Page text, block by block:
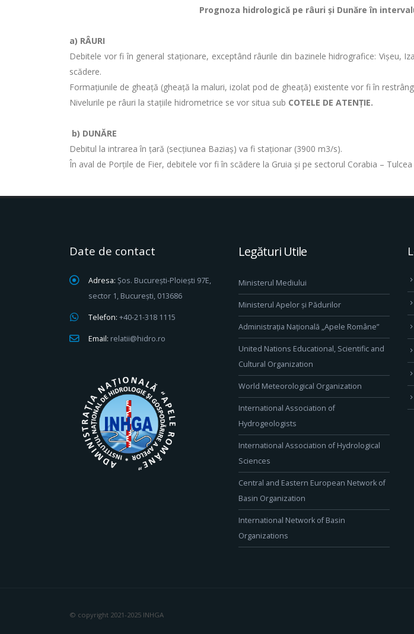
Prognoza hidrologică pe râuri şi Dunăre în
a) RÂURI
Debitele vor fi în general staţionare, exceptând râurile din bazinele hidrografice: Vișeu,
scădere.
Formaţiunile de gheaţă (gheaţă la maluri, izolat pod de gheață) existente vor fi în
Nivelurile pe râuri la stațiile hidrometrice se vor situa sub COTELE DE ATENȚIE.
b) DUNĂRE
Debitul la intrarea în ţară (secţiunea Baziaş) va fi staționar (3900 m3/s).
În aval de Porţile de Fier, debitele vor fi în scădere la Gruia și pe sectorul Corabia –
Date de contact
Adresa: Șos. București-Ploiești 97E,
sector 1, București, 013686
Telefon: +40-21-318 1115
Email: relatii@hidro.ro
Legături Utile
Ministerul Mediului
Ministerul Apelor și Pădurilor
Administrația Națională „Apele Române”
United Nations Educational, Scientific and
Cultural Organization
World Meteorological Organization
International Association of
Hydrogeologists
International Association of Hydrological
Sciences
Central and Eastern European Network of
Basin Organization
International Network of Basin
Organizations
© copyright 2021-2025 INHGA